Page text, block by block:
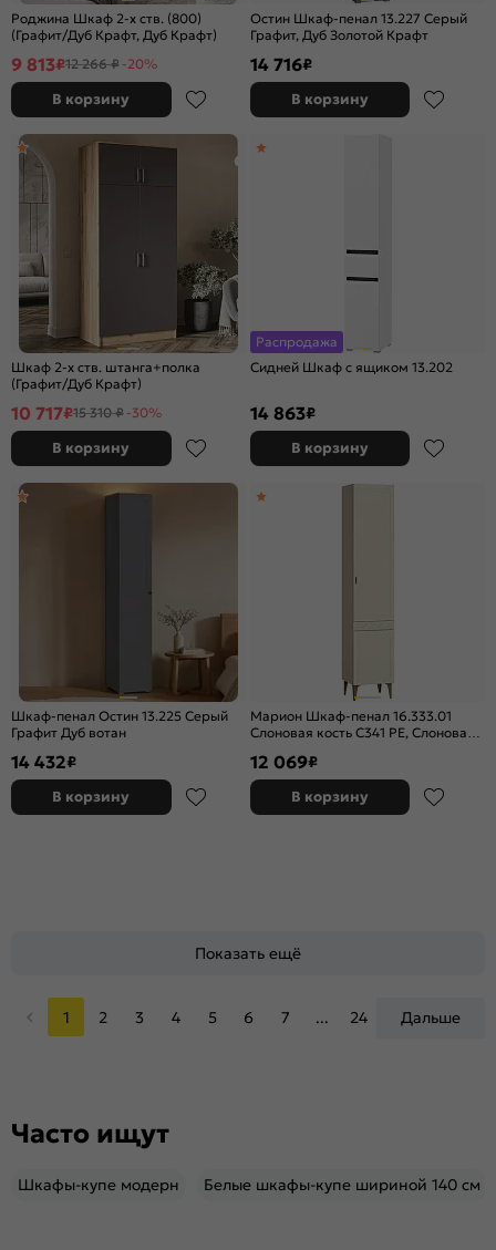
Роджина Шкаф 2-х ств. (800)
(Графит/Дуб Крафт, Дуб Крафт)
9 813₽12 266 ₽ -20%
В корзину
Остин Шкаф-пенал 13.227 Серый
Графит, Дуб Золотой Крафт
14 716₽
В корзину
Шкаф 2-х ств. штанга+полка
(Графит/Дуб Крафт)
10 717₽15 310 ₽ -30%
В корзину
Распродажа
Сидней Шкаф с ящиком 13.202
14 863₽
В корзину
Шкаф-пенал Остин 13.225 Серый
Графит Дуб вотан
14 432₽
В корзину
Марион Шкаф-пенал 16.333.01
Слоновая кость С341 PE, Слоновая
12 069₽
В корзину
Показать ещё
1 2 3 4 5 6 7 ... 24 Дальше
Часто ищут
Шкафы-купе модерн Белые шкафы-купе шириной 140 см